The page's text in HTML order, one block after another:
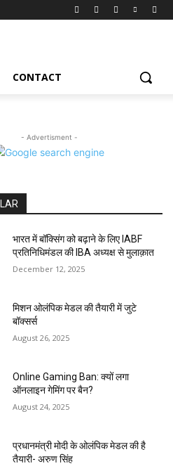
CONTACT
- Advertisment -
भारत में बॉक्सिंग को बढ़ाने के लिए IABF
प्रतिनिधिमंडल की IBA अध्यक्ष से मुलाक़ात
December 12, 2025
मिशन ओलंपिक मेडल की तैयारी में जुटे
बॉक्सर्स
August 26, 2025
Online Gaming Ban: क्यों लगा
ऑनलाइन गेमिंग पर बैन?
August 24, 2025
प्रधानमंत्री मोदी के ओलंपिक मेडल की है
तैयारी- अरुण सिंह